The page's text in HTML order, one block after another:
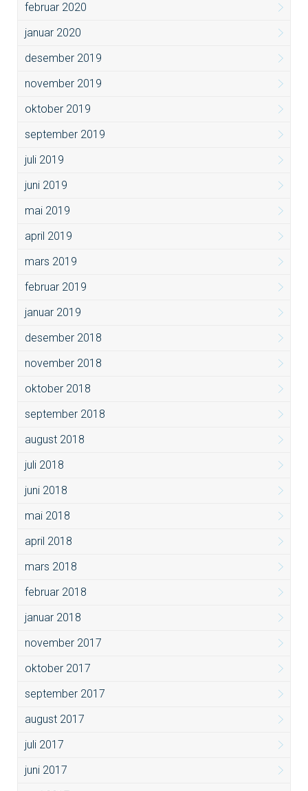
februar 2020
januar 2020
desember 2019
november 2019
oktober 2019
september 2019
juli 2019
juni 2019
mai 2019
april 2019
mars 2019
februar 2019
januar 2019
desember 2018
november 2018
oktober 2018
september 2018
august 2018
juli 2018
juni 2018
mai 2018
april 2018
mars 2018
februar 2018
januar 2018
november 2017
oktober 2017
september 2017
august 2017
juli 2017
juni 2017